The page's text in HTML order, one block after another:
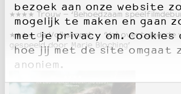
bezoek aan onze website
mogelijk te maken en gaan
met je privacy om. Cookies
hoe jij met de site omgaat
anoniem.
★★★★ Trouw – ‘Behoedzaam
★★★★de Volkskrant – ‘Vol
gespeeld door Marie Bloching’